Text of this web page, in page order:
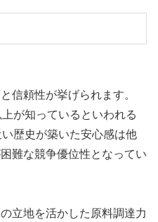
信頼性が挙げられます。
が知っているといわれる
歴史が築いた安心感は他
難な競争優位性となってい
立地を活かした原料調達力